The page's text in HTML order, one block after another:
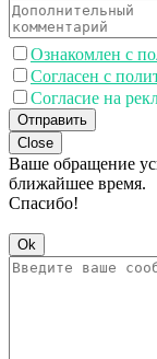
Ознакомлен с
Согласен с
Согласие на
Отправить
Close
Ваше обращение
ближайшее время.
Спасибо!
Ok